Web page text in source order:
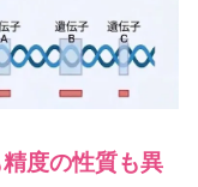
度の性質も異